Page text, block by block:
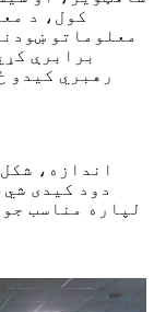
کول، د
معلوماتو
برابرې
رهبري کیدو
اندازه،
دود کیدی
لپاره مناسب